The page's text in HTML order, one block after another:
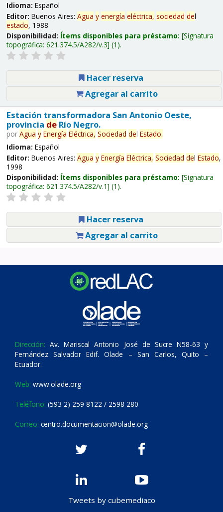
Idioma: Español
Editor: Buenos Aires: Agua y energía eléctrica, sociedad del
estado, 1988
Disponibilidad: Ítems disponibles para préstamo: Signatura
topográfica: 621.374.5/A282/v.3 (1).
Hacer reserva
Agregar al carrito
Estación transformadora San Antonio Oeste,
provincia deRío Negro.
por Agua y Energía Eléctrica, Sociedad del Estado.
Idioma: Español
Editor: Buenos Aires: Agua y Energía Eléctrica, Sociedad del Estado,
1998
Disponibilidad: Ítems disponibles para préstamo: Signatura
topográfica: 621.374.5/A282/v.1 (1).
Hacer reserva
Agregar al carrito
Dirección: Av. Mariscal Antonio José de Sucre N58-63 y
Fernández Salvador Edif. Olade – San Carlos, Quito –
Ecuador.
Web: www.olade.org
Teléfono: (593 2) 259 8122 / 2598 280
Correo: centro.documentacion@olade.org
Tweets by cubemediaco